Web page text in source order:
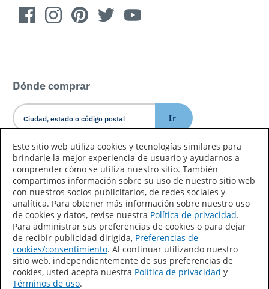
Dónde comprar
Ir
Idioma/País
Declaración de accesibilidad
Mapa del sitio
Términos de uso
Privacidad
Este sitio web utiliza cookies y tecnologías similares para
brindarle la mejor experiencia de usuario y ayudarnos a
comprender cómo se utiliza nuestro sitio. También
compartimos información sobre su uso de nuestro sitio web
con nuestros socios publicitarios, de redes sociales y
analítica. Para obtener más información sobre nuestro uso
de cookies y datos, revise nuestra Política de privacidad.
Para administrar sus preferencias de cookies o para dejar
de recibir publicidad dirigida, Preferencias de
cookies/consentimiento. Al continuar utilizando nuestro
sitio web, independientemente de sus preferencias de
cookies, usted acepta nuestra Política de privacidad y
Términos de uso.